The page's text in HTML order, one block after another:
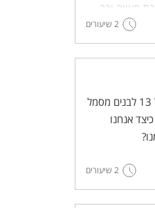
מצווה ובר
2 שיעורים
אנחנו יודעים שגיל 12 לבנות וגיל 13 לבנים מסמל
אנחנו
2 שיעורים